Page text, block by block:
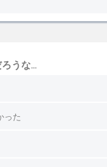
うな…
った